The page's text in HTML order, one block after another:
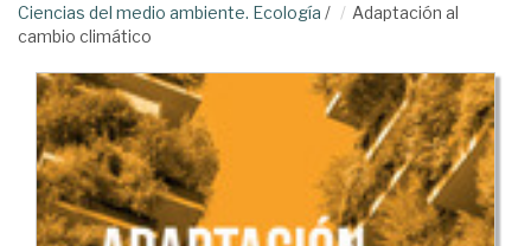
Ciencias del medio ambiente. Ecología /
Adaptación al
cambio climático